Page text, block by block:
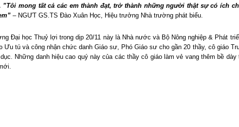
”Tôi mong tất cả các em thành đạt, trở thành những người thật sự có ích
– NGƯT GS.TS Đào Xuân Học, Hiệu trưởng Nhà trường phát biểu.
Đại học Thuỷ lợi trong dịp 20/11 này là Nhà nước và Bộ Nông nghiệp & Phát
Ưu tú và công nhận chức danh Giáo sư, Phó Giáo sư cho gần 20 thầy, cô giáo
Những danh hiệu cao quý này của các thầy cô giáo làm vẻ vang thêm bề